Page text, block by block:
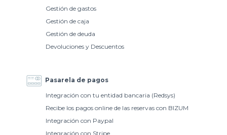
Gestión de gastos
Gestión de caja
Gestión de deuda
Devoluciones y Descuentos
Pasarela de pagos
Integración con tu entidad bancaria (Redsys)
Recibe los pagos online de las reservas con BIZUM
Integración con Paypal
Integración con Stripe